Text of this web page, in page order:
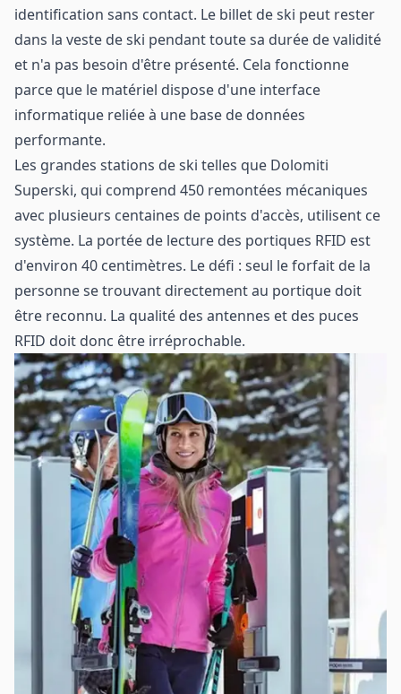
identification sans contact. Le billet de ski peut rester
dans la veste de ski pendant toute sa durée de validité
et n'a pas besoin d'être présenté. Cela fonctionne
parce que le matériel dispose d'une interface
informatique reliée à une base de données
performante.
Les grandes stations de ski telles que Dolomiti
Superski, qui comprend 450 remontées mécaniques
avec plusieurs centaines de points d'accès, utilisent ce
système. La portée de lecture des portiques RFID est
d'environ 40 centimètres. Le défi : seul le forfait de la
personne se trouvant directement au portique doit
être reconnu. La qualité des antennes et des puces
RFID doit donc être irréprochable.